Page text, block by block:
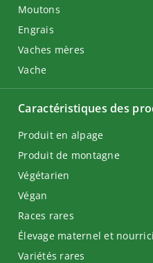
Moutons
Engrais
Vaches mères
Vache
Caractéristiques des
Produit en alpage
Produit de montagne
Végétarien
Végan
Races rares
Élevage maternel et
Variétés rares